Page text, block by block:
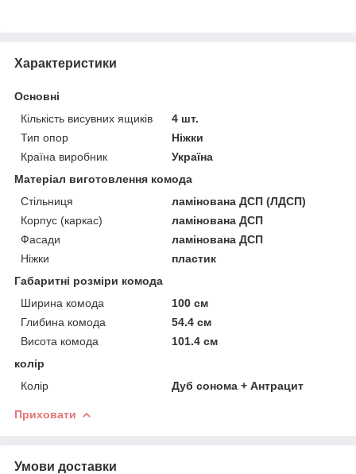
Характеристики
Основні
Кількість висувних ящиків
4 шт.
Тип опор
Ніжки
Країна виробник
Україна
Матеріал виготовлення комода
Стільниця
ламінована ДСП (ЛДСП)
Корпус (каркас)
ламінована ДСП
Фасади
ламінована ДСП
Ніжки
пластик
Габаритні розміри комода
Ширина комода
100 см
Глибина комода
54.4 см
Висота комода
101.4 см
колір
Колір
Дуб сонома + Антрацит
Приховати
Умови доставки